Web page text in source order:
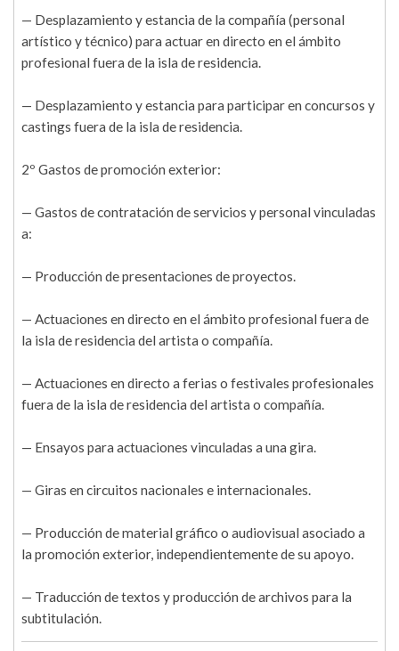
— Desplazamiento y estancia de la compañía (personal
artístico y técnico) para actuar en directo en el ámbito
profesional fuera de la isla de residencia.
— Desplazamiento y estancia para participar en concursos y
castings fuera de la isla de residencia.
2º Gastos de promoción exterior:
— Gastos de contratación de servicios y personal vinculadas
a:
— Producción de presentaciones de proyectos.
— Actuaciones en directo en el ámbito profesional fuera de
la isla de residencia del artista o compañía.
— Actuaciones en directo a ferias o festivales profesionales
fuera de la isla de residencia del artista o compañía.
— Ensayos para actuaciones vinculadas a una gira.
— Giras en circuitos nacionales e internacionales.
— Producción de material gráfico o audiovisual asociado a
la promoción exterior, independientemente de su apoyo.
— Traducción de textos y producción de archivos para la
subtitulación.